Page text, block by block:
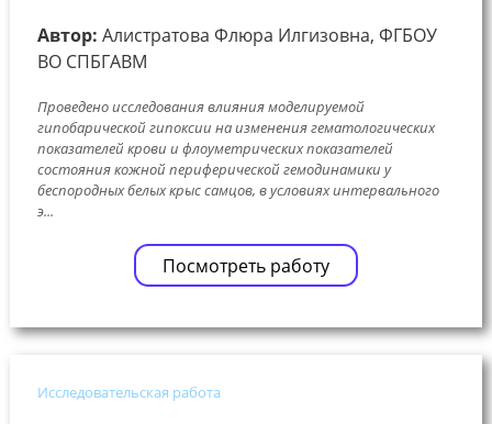
Автор: Алистратова Флюра Илгизовна, ФГБОУ
ВО СПБГАВМ
Проведено исследования влияния моделируемой
гипобарической гипоксии на изменения гематологических
показателей крови и флоуметрических показателей
состояния кожной периферической гемодинамики у
беспородных белых крыс самцов, в условиях интервального
э...
Посмотреть работу
Исследовательская работа